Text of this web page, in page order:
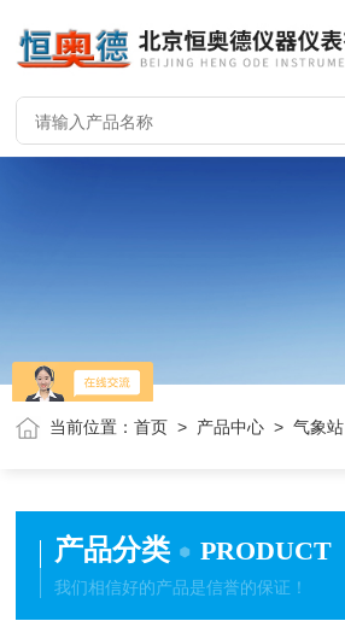
当前位置：首页 > 产品中心 >气象站
产品分类 PRODUCT
我们相信好的产品是信誉的保证！